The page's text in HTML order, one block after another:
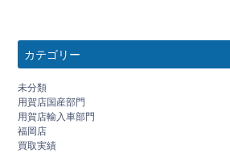
カテゴリー
未分類
用賀店国産部門
用賀店輸入車部門
福岡店
買取実績